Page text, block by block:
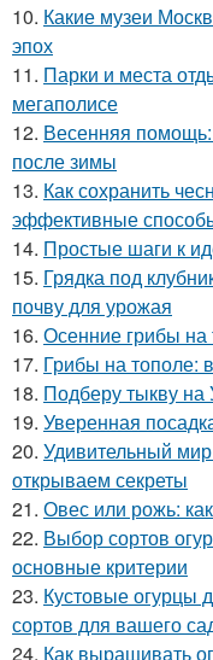
10. Какие музеи
эпох
11. Парки и места
мегаполисе
12. Весенняя
после зимы
13. Как сохранить
эффективные
14. Простые шаги к
15. Грядка под
почву для урожая
16. Осенние грибы на
17. Грибы на тополе:
18. Подберу тыкву
19. Уверенная
20. Удивительный
открываем секреты
21. Овес или рожь:
22. Выбор сортов
основные критерии
23. Кустовые огурцы
сортов для вашего
24. Как выращивать